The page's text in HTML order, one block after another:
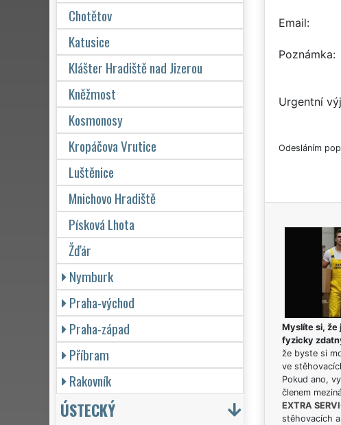
Email
Poznámka
Urgentní
Odesláním
Myslíte si, že
fyzicky
že byste si
ve
Pokud ano,
členem
EXTRA
stěhovacích
Chotětov
Katusice
Klášter Hradiště nad Jizerou
Kněžmost
Kosmonosy
Kropáčova Vrutice
Luštěnice
Mnichovo Hradiště
Písková Lhota
Žďár
Nymburk
Praha-východ
Praha-západ
Příbram
Rakovník
ÚSTECKÝ